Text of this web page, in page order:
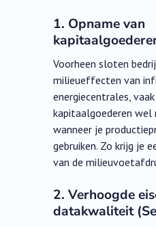
1. Opname van
Voorheen sloten
milieueffecten van
energiecentrales,
kapitaalgoederen wel
wanneer je
gebruiken. Zo krijg je
van de
2. Verhoogde
datakwaliteit